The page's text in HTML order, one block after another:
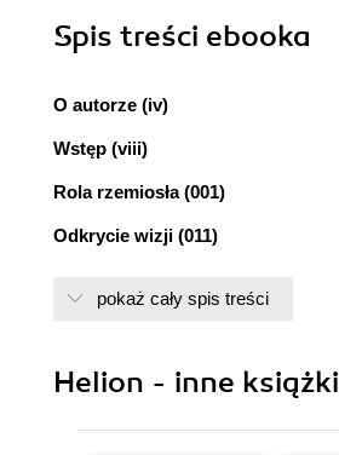
Spis treści ebooka
O autorze (iv)
Wstęp (viii)
Rola rzemiosła (001)
Odkrycie wizji (011)
Potrzeba otwartości (045)
pokaż cały spis treści
Helion - inne książki